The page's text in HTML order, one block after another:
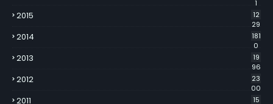
1
2015
12
29
2014
181
0
2013
19
96
2012
23
00
2011 15